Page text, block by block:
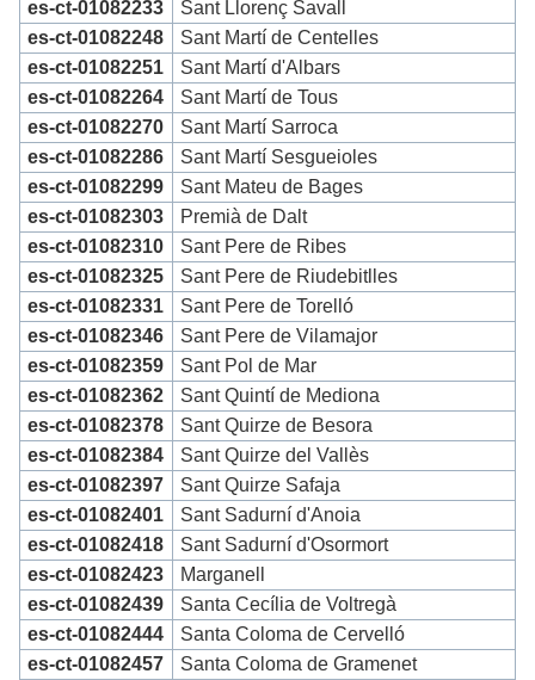
es-ct-01082233
Sant Llorenç Savall
es-ct-01082248
Sant Martí de Centelles
es-ct-01082251
Sant Martí d'Albars
es-ct-01082264
Sant Martí de Tous
es-ct-01082270
Sant Martí Sarroca
es-ct-01082286
Sant Martí Sesgueioles
es-ct-01082299
Sant Mateu de Bages
es-ct-01082303
Premià de Dalt
es-ct-01082310
Sant Pere de Ribes
es-ct-01082325
Sant Pere de Riudebitlles
es-ct-01082331
Sant Pere de Torelló
es-ct-01082346
Sant Pere de Vilamajor
es-ct-01082359
Sant Pol de Mar
es-ct-01082362
Sant Quintí de Mediona
es-ct-01082378
Sant Quirze de Besora
es-ct-01082384
Sant Quirze del Vallès
es-ct-01082397
Sant Quirze Safaja
es-ct-01082401
Sant Sadurní d'Anoia
es-ct-01082418
Sant Sadurní d'Osormort
es-ct-01082423
Marganell
es-ct-01082439
Santa Cecília de Voltregà
es-ct-01082444
Santa Coloma de Cervelló
es-ct-01082457
Santa Coloma de Gramenet